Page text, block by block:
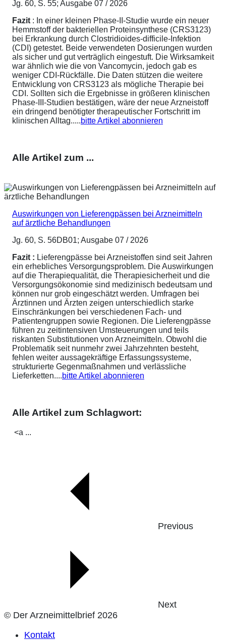
Jg. 60, S. 55; Ausgabe 07 / 2026
Fazit : In einer kleinen Phase-II-Studie wurde ein neuer
Hemmstoff der bakteriellen Proteinsynthese (CRS3123)
bei Erkrankung durch Clostridioides-difficile-Infektion
(CDI) getestet. Beide verwendeten Dosierungen wurden
als sicher und gut verträglich eingestuft. Die Wirksamkeit
war ähnlich wie die von Vancomycin, jedoch gab es
weniger CDI-Rückfälle. Die Daten stützen die weitere
Entwicklung von CRS3123 als mögliche Therapie bei
CDI. Sollten sich die Ergebnisse in größeren klinischen
Phase-III-Studien bestätigen, wäre der neue Arzneistoff
ein dringend benötigter therapeutischer Fortschritt im
klinischen Alltag.....bitte Artikel abonnieren
Alle Artikel zum ...
Auswirkungen von Lieferengpässen bei Arzneimitteln
auf ärztliche Behandlungen
Jg. 60, S. 56DB01; Ausgabe 07 / 2026
Fazit : Lieferengpässe bei Arzneistoffen sind seit Jahren
ein erhebliches Versorgungsproblem. Die Auswirkungen
auf die Therapiequalität, die Therapiesicherheit und die
Versorgungsökonomie sind medizinisch bedeutsam und
können nur grob eingeschätzt werden. Umfragen bei
Ärztinnen und Ärzten zeigen unterschiedlich starke
Einschränkungen bei verschiedenen Fach- und
Patientengruppen sowie Regionen. Die Lieferengpässe
führen zu zeitintensiven Umsteuerungen und teils
riskanten Substitutionen von Arzneimitteln. Obwohl die
Problematik seit nunmehr zwei Jahrzehnten besteht,
fehlen weiter aussagekräftige Erfassungssysteme,
strukturierte Gegenmaßnahmen und verlässliche
Lieferketten....bitte Artikel abonnieren
Alle Artikel zum Schlagwort:
<a ...
Previous
Next
© Der Arzneimittelbrief 2026
Kontakt